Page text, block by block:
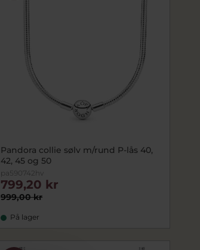
Pandora collie sølv m/rund P-lås 40,
42, 45 og 50
pa590742hv
999,00 kr
799,20 kr
På lager